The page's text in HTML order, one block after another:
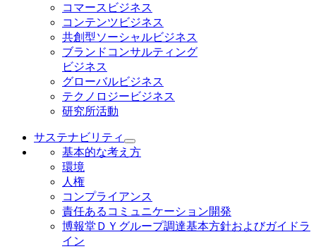
コマースビジネス
コンテンツビジネス
共創型ソーシャルビジネス
ブランドコンサルティング
ビジネス
グローバルビジネス
テクノロジービジネス
研究所活動
サステナビリティ
基本的な考え方
環境
人権
コンプライアンス
責任あるコミュニケーション開発
博報堂ＤＹグループ調達基本方針およびガイドラ
イン